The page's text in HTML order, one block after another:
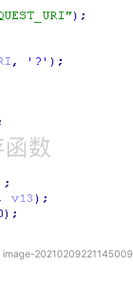
image-20210209221145009